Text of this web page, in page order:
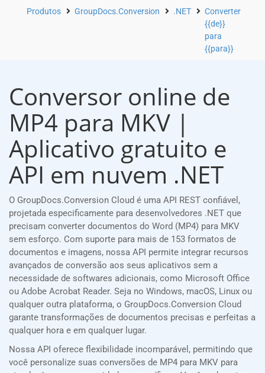
Produtos GroupDocs.Conversion .NET
Converter
{{de}}
para
{{para}}
Conversor online de
MP4 para MKV |
Aplicativo gratuito e
API em nuvem .NET
O GroupDocs.Conversion Cloud é uma API REST confiável,
projetada especificamente para desenvolvedores .NET que
precisam converter documentos do Word (MP4) para MKV
sem esforço. Com suporte para mais de 153 formatos de
documentos e imagens, nossa API permite integrar recursos
avançados de conversão aos seus aplicativos sem a
necessidade de softwares adicionais, como Microsoft Office
ou Adobe Acrobat Reader. Seja no Windows, macOS, Linux ou
qualquer outra plataforma, o GroupDocs.Conversion Cloud
garante transformações de documentos precisas e perfeitas a
qualquer hora e em qualquer lugar.
Nossa API oferece flexibilidade incomparável, permitindo que
você personalize suas conversões de MP4 para MKV para